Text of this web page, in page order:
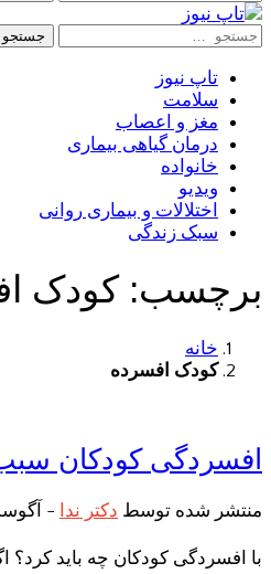
جستجو
تاپ نیوز
سلامت
مغز و اعصاب
درمان گیاهی بیماری
خانواده
ویدیو
اختلالات و بیماری روانی
سبک زندگی
برچسب:کودک
خانه
کودک افسرده
افسردگی کودکان
منتشر شده توسط دکتر ندا - آگوست
با افسردگی کودکان چه باید کرد؟